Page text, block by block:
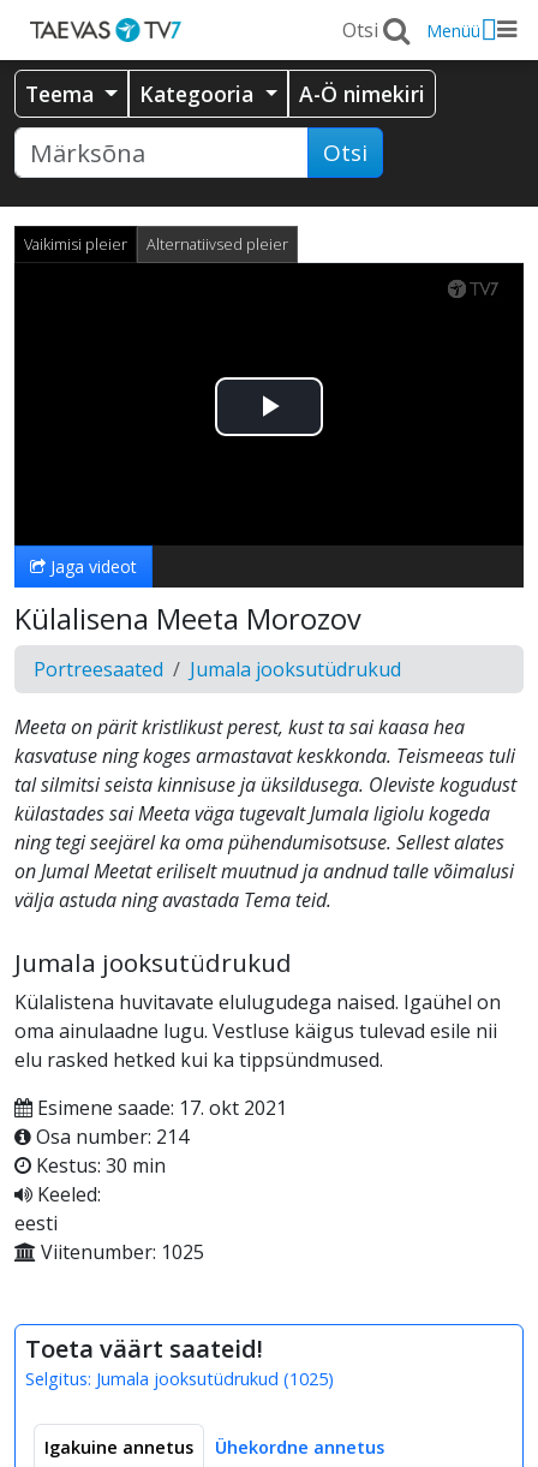
Menüü
Teema Kategooria A-Ö nimekiri
Otsi
Vaikimisi pleier Alternatiivsed pleier
Esita
Jaga videot
Külalisena Meeta Morozov
Portreesaated Jumala jooksutüdrukud
Meeta on pärit kristlikust perest, kust ta sai kaasa hea
kasvatuse ning koges armastavat keskkonda. Teismeeas tuli
tal silmitsi seista kinnisuse ja üksildusega. Oleviste kogudust
külastades sai Meeta väga tugevalt Jumala ligiolu kogeda
ning tegi seejärel ka oma pühendumisotsuse. Sellest alates
on Jumal Meetat eriliselt muutnud ja andnud talle võimalusi
välja astuda ning avastada Tema teid.
Jumala jooksutüdrukud
Külalistena huvitavate elulugudega naised. Igaühel on
oma ainulaadne lugu. Vestluse käigus tulevad esile nii
elu rasked hetked kui ka tippsündmused.
Esimene saade: 17. okt 2021
Osa number: 214
Kestus: 30 min
Keeled:
eesti
Viitenumber: 1025
Toeta väärt saateid!
Selgitus: Jumala jooksutüdrukud (1025)
Igakuine annetus Ühekordne annetus